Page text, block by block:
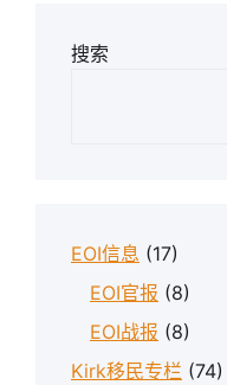
搜索
EOI信息 (17)
EOI官报 (8)
EOI战报 (8)
Kirk移民专栏 (74)